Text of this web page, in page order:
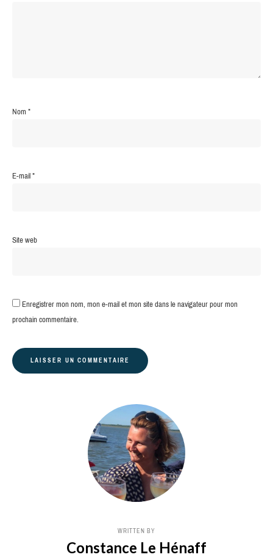
Nom*
E-mail*
Site web
Enregistrer mon nom, mon e-mail et mon site dans le navigateur pour mon
prochain commentaire.
WRITTEN BY
Constance Le Hénaff